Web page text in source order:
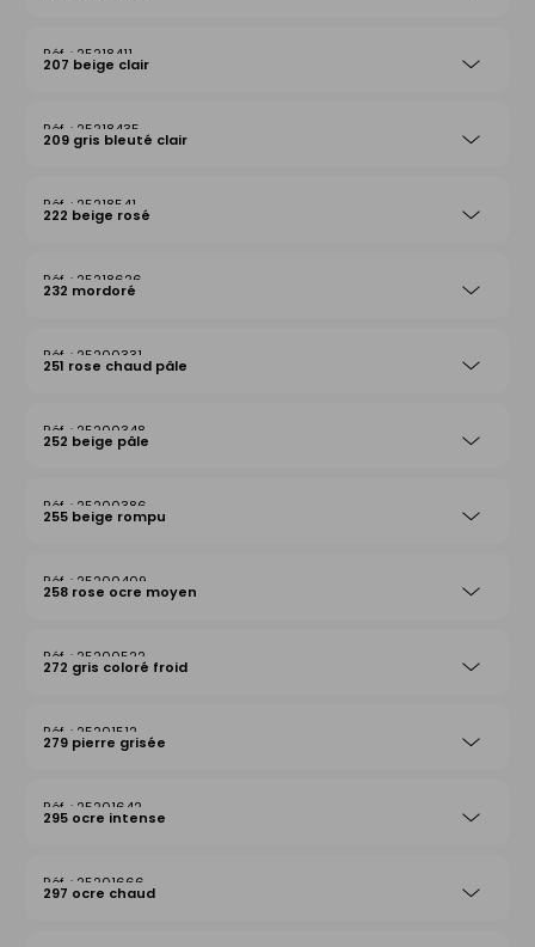
25218411
207 beige clair
25218435
209 gris bleuté clair
25218541
222 beige rosé
25218626
232 mordoré
25200331
251 rose chaud pâle
25200348
252 beige pâle
25200386
255 beige rompu
25200409
258 rose ocre moyen
25200522
272 gris coloré froid
25201512
279 pierre grisée
25201642
295 ocre intense
25201666
297 ocre chaud